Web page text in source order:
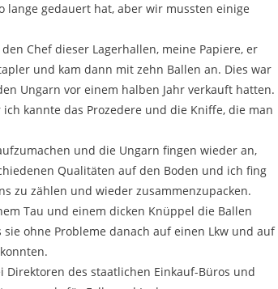
lange gedauert hat, aber wir mussten einige
Chef dieser Lagerhallen, meine Papiere, er
und kam dann mit zehn Ballen an. Dies war
Ungarn vor einem halben Jahr verkauft hatten.
kannte das Prozedere und die Kniffe, die man
und die Ungarn fingen wieder an,
Qualitäten auf den Boden und ich fing
zu zählen und wieder zusammenzupacken.
Tau und einem dicken Knüppel die Ballen
ohne Probleme danach auf einen Lkw und auf
des staatlichen Einkauf-Büros und